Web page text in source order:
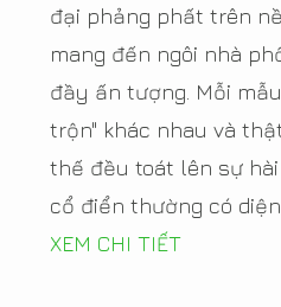
đại phảng phất trên
mang đến ngôi nhà
đầy ấn tượng. Mỗi
trộn" khác nhau và
thế đều toát lên sự
cổ điển thường có diện
XEM CHI TIẾT